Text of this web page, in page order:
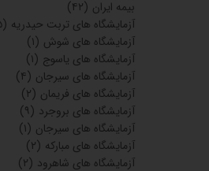
بیمه ایران (۴۲)
آزمایشگاه های تربت حیدریه (۵)
آزمایشگاه های شوش (۱)
آزمایشگاه های یاسوج (۱)
آزمایشگاه های سیرجان (۴)
آزمایشگاه های فریمان (۲)
آزمایشگاه های بروجرد (۹)
آزمایشگاه های سیرجان (۱)
آزمایشگاه های مبارکه (۲)
آزمایشگاه های شاهرود (۲)